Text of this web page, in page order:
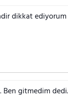
dikkat
Ben gitmedim